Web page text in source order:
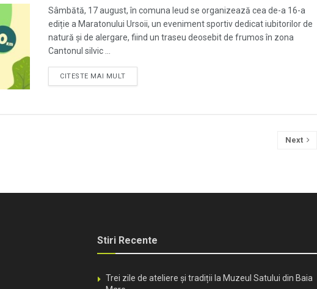
Sâmbătă, 17 august, în comuna Ieud se organizează cea de-a 16-a
ediție a Maratonului Ursoii, un eveniment sportiv dedicat iubitorilor de
natură şi de alergare, fiind un traseu deosebit de frumos în zona
Cantonul silvic ...
CITESTE MAI MULT
Next
Stiri Recente
Trei zile de ateliere și tradiții la Muzeul Satului din Baia